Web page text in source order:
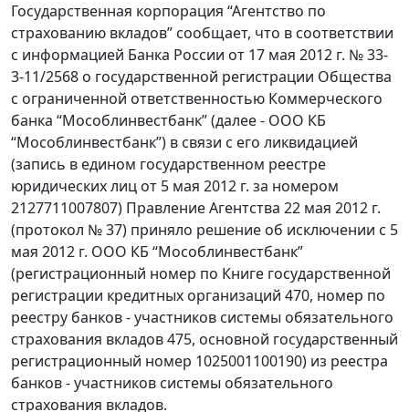
Государственная корпорация “Агентство по
страхованию вкладов” сообщает, что в соответствии
с информацией Банка России от 17 мая 2012 г. № 33-
3-11/2568 о государственной регистрации Общества
с ограниченной ответственностью Коммерческого
банка “Мособлинвестбанк” (далее - ООО КБ
“Мособлинвестбанк”) в связи с его ликвидацией
(запись в едином государственном реестре
юридических лиц от 5 мая 2012 г. за номером
2127711007807) Правление Агентства 22 мая 2012 г.
(протокол № 37) приняло решение об исключении с 5
мая 2012 г. ООО КБ “Мособлинвестбанк”
(регистрационный номер по Книге государственной
регистрации кредитных организаций 470, номер по
реестру банков - участников системы обязательного
страхования вкладов 475, основной государственный
регистрационный номер 1025001100190) из реестра
банков - участников системы обязательного
страхования вкладов.